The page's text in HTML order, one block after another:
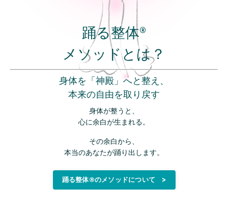
踊る整体®
メソッドとは？
身体を「神殿」へと整え、
本来の自由を取り戻す
身体が整うと、
心に余白が生まれる。
その余白から、
本当のあなたが踊り出します。
踊る整体®のメソッドについて >